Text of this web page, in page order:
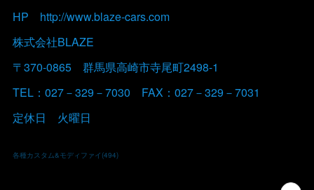
HP http://www.blaze-cars.com
株式会社BLAZE
〒370-0865 群馬県高崎市寺尾町2498-1
TEL：027－329－7030 FAX：027－329－7031
定休日 火曜日
各種カスタム&モディファイ (494)